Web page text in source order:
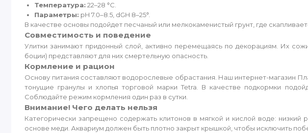
Температура: 22–28 °C.
Параметры: pH 7.0–8.5, dGH 8–25°.
В качестве основы подойдет песчаный или мелкокаменистый грунт, где
Совместимость и поведение
Улитки занимают придонный слой, активно перемещаясь по декорациям. Их
боции) представляют для них смертельную опасность.
Кормление и рацион
Основу питания составляют водорослевые обрастания. Наш интернет-магазин
тонущие гранулы и хлопья торговой марки Tetra. В качестве подкормки
Соблюдайте режим кормления один раз в сутки.
Внимание! Чего делать нельзя
Категорически запрещено содержать клитонов в мягкой и кислой воде:
основе меди. Аквариум должен быть плотно закрыт крышкой, чтобы исключить